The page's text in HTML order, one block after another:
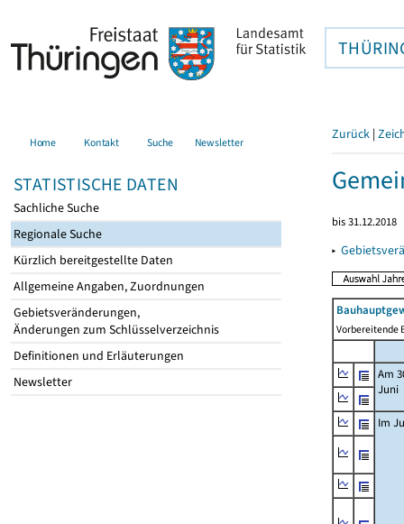
Home Kontakt Suche Newsletter
STATISTISCHE DATEN
Sachliche Suche
Regionale Suche
Kürzlich bereitgestellte Daten
Allgemeine Angaben, Zuordnungen
Gebietsveränderungen,
Änderungen zum Schlüsselverzeichnis
Definitionen und Erläuterungen
Newsletter
Zurück |
bis 31.12.2018
▸
Vorbereitende
Am
Juni
Im